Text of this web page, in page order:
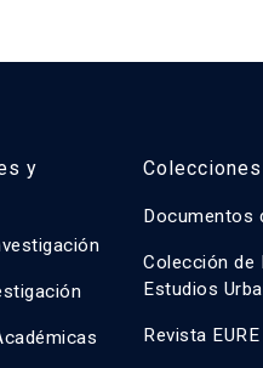
y
Documentos
Colección de
Estudios
Revista EURE